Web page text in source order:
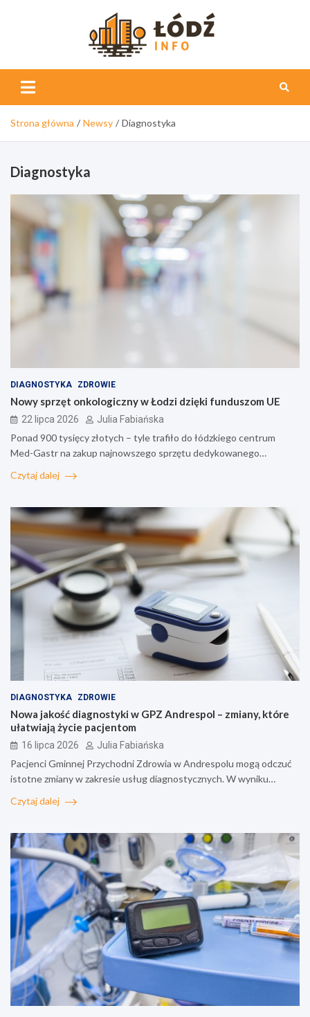
Info
Strona główna Newsy Diagnostyka
Diagnostyka
DIAGNOSTYKA ZDROWIE
Nowy sprzęt onkologiczny w Łodzi dzięki funduszom UE
22 lipca 2026 Julia Fabiańska
Ponad 900 tysięcy złotych – tyle trafiło do łódzkiego centrum
Med-Gastr na zakup najnowszego sprzętu dedykowanego…
Czytaj dalej
DIAGNOSTYKA ZDROWIE
Nowa jakość diagnostyki w GPZ Andrespol – zmiany, które
ułatwiają życie pacjentom
16 lipca 2026 Julia Fabiańska
Pacjenci Gminnej Przychodni Zdrowia w Andrespolu mogą odczuć
istotne zmiany w zakresie usług diagnostycznych. W wyniku…
Czytaj dalej